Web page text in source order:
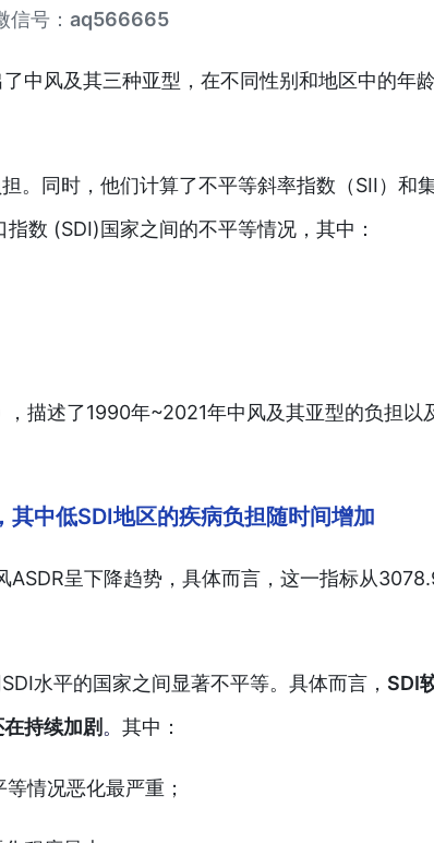
号： aq566665
中风及其三种亚型，在不同性别和地区中的年
。同时，他们计算了不平等斜率指数（SII）和
数 (SDI)国家之间的不平等情况，其中：
描述了1990年~2021年中风及其亚型的负担以
中低SDI地区的疾病负担随时间增加
呈下降趋势，具体而言，这一指标从
水平的国家之间显著不平等。具体而言， SDI
持续加剧 。 其中：
情况恶化最严重；